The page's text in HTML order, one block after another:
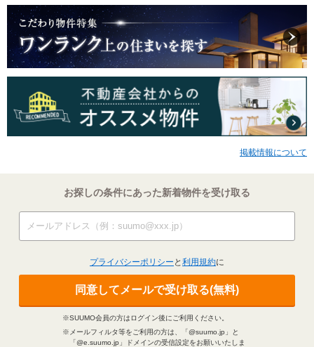
掲載情報について
お探しの条件にあった新着物件を受け取る
プライバシーポリシー と 利用規約に
同意してメールで受け取る(無料)
※SUUMO会員の方はログイン後にご利用ください。
※メールフィルタ等をご利用の方は、「@suumo.jp」と
「@e.suumo.jp」ドメインの受信設定をお願いいたしま